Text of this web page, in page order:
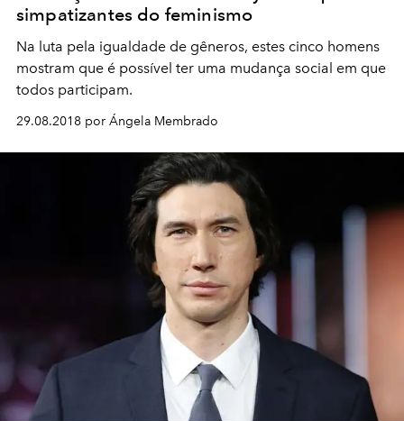
simpatizantes do feminismo
Na luta pela igualdade de gêneros, estes cinco homens
mostram que é possível ter uma mudança social em que
todos participam.
29.08.2018 por Ángela Membrado